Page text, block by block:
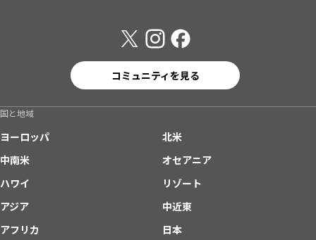
コミュニティを見る
国と地域
ヨーロッパ
北米
中南米
オセアニア
ハワイ
リゾート
アジア
中近東
アフリカ
日本